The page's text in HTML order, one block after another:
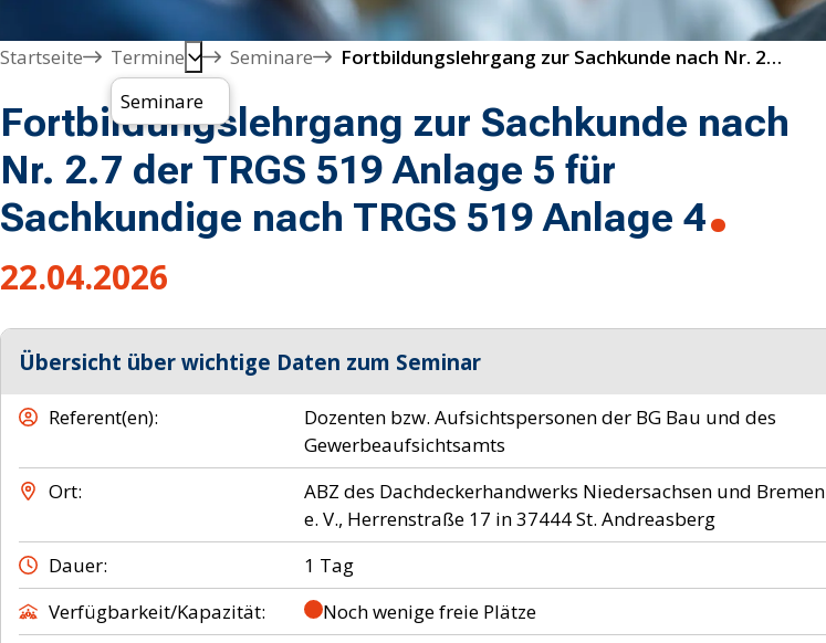
Startseite
Termine
Seminare
Seminare Fortbildungslehrgang zur Sachkunde nach Nr. 2.7 der TRGS 519 Anlage 5 für Sachkundige nach TRGS 519 Anlage 4
Fortbildungslehrgang zur Sachkunde nach
Nr. 2.7 der TRGS 519 Anlage 5 für
Sachkundige nach TRGS 519 Anlage 4
22.04.2026
Übersicht über wichtige Daten zum Seminar
Referent(en)
Dozenten bzw. Aufsichtspersonen der BG Bau und des
Gewerbeaufsichtsamts
Ort
ABZ des Dachdeckerhandwerks Niedersachsen und Bremen
e. V., Herrenstraße 17 in 37444 St. Andreasberg
Dauer
1 Tag
Verfügbarkeit/Kapazität
Noch wenige freie Plätze